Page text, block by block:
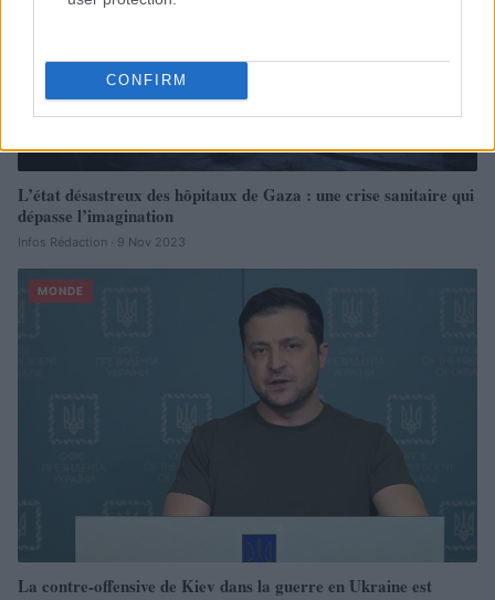
CONFIRM
L’état désastreux des hôpitaux de Gaza : une crise sanitaire qui
dépasse l’imagination
Infos Rédaction · 9 Nov 2023
MONDE
La contre-offensive de Kiev dans la guerre en Ukraine est